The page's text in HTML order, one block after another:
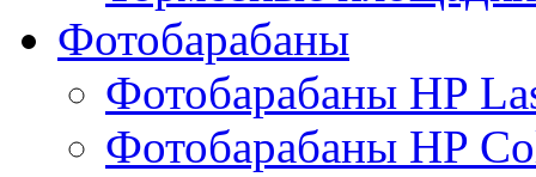
Фотобарабаны
Фотобарабаны HP
Фотобарабаны HP